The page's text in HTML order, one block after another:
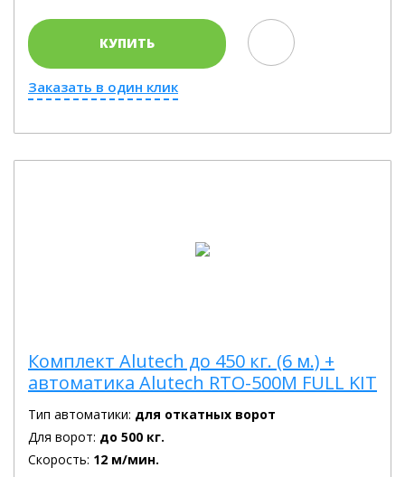
КУПИТЬ
Заказать в один клик
Комплект Alutech до 450 кг. (6 м.) +
автоматика Alutech RTO-500M FULL KIT
Тип автоматики: для откатных ворот
Для ворот: до 500 кг.
Скорость: 12 м/мин.